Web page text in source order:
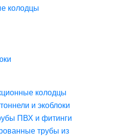
колодцы
колодцы
и экоблоки
ПВХ и фитинги
трубы из